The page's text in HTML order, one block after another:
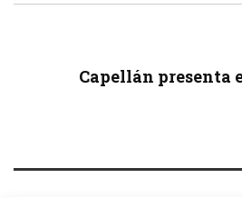
Capellán presenta